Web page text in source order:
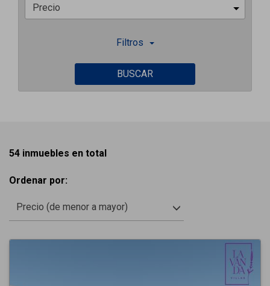
Precio
Filtros
BUSCAR
54 inmuebles en total
Ordenar por:
Precio (de menor a mayor)
Next